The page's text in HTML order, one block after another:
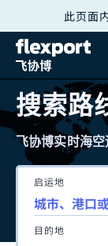
此页面
搜索路
飞协博实时海
启运地
目的地